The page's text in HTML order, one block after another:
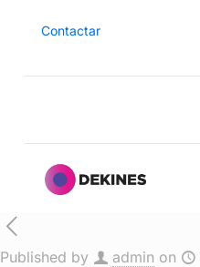
Contactar
Published by admin on